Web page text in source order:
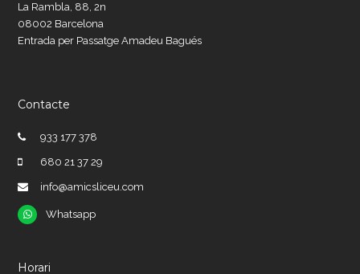
La Rambla, 88, 2n
08002 Barcelona
Entrada per Passatge Amadeu Bagués
Contacte
933 177 378
680 21 37 29
info@amicsliceu.com
Whatsapp
Whatsapp
Horari